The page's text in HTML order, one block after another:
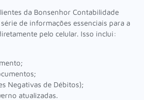
da Bonsenhor Contabilidade
de informações essenciais para a
pelo celular. Isso inclui:
Negativas de Débitos);
atualizadas.